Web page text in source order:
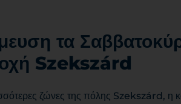
τα
Szekszárd
ζώνες της πόλης Szekszárd, η